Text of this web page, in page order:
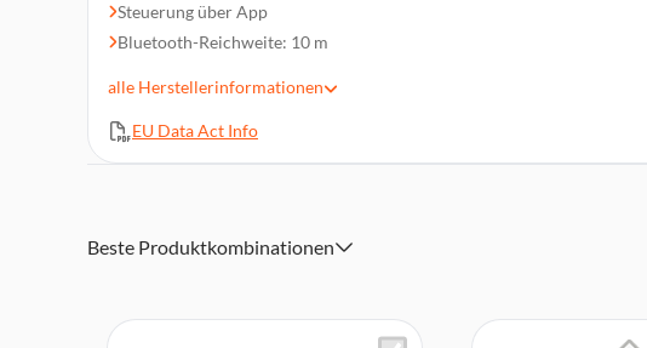
Steuerung über App
Bluetooth-Reichweite: 10 m
Sicherheitshinweise, Netzkabel
alle Herstellerinformationen
EU Data Act Info
Beste Produktkombinationen